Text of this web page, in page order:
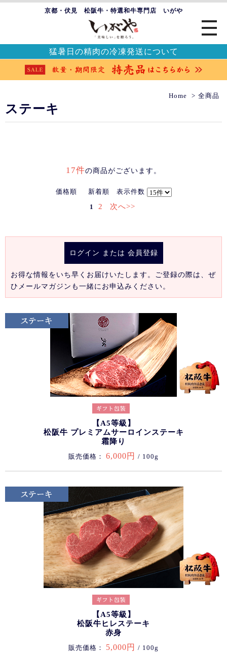
京都・伏見 松阪牛・特選和牛専門店 いがや
猛暑日の精肉の冷凍発送について
Home 全商品
ステーキ
17件の商品がございます。
価格順 新着順 表示件数
1 2 次へ>>
ログイン または 会員登録
お得な情報をいち早くお届けいたします。ご登録の際は、ぜ
ひメールマガジンも一緒にお申込みください。
【A5等級】
松阪牛 プレミアムサーロインステーキ
霜降り
販売価格： 6,000円 / 100g
【A5等級】
松阪牛ヒレステーキ
赤身
販売価格： 5,000円 / 100g